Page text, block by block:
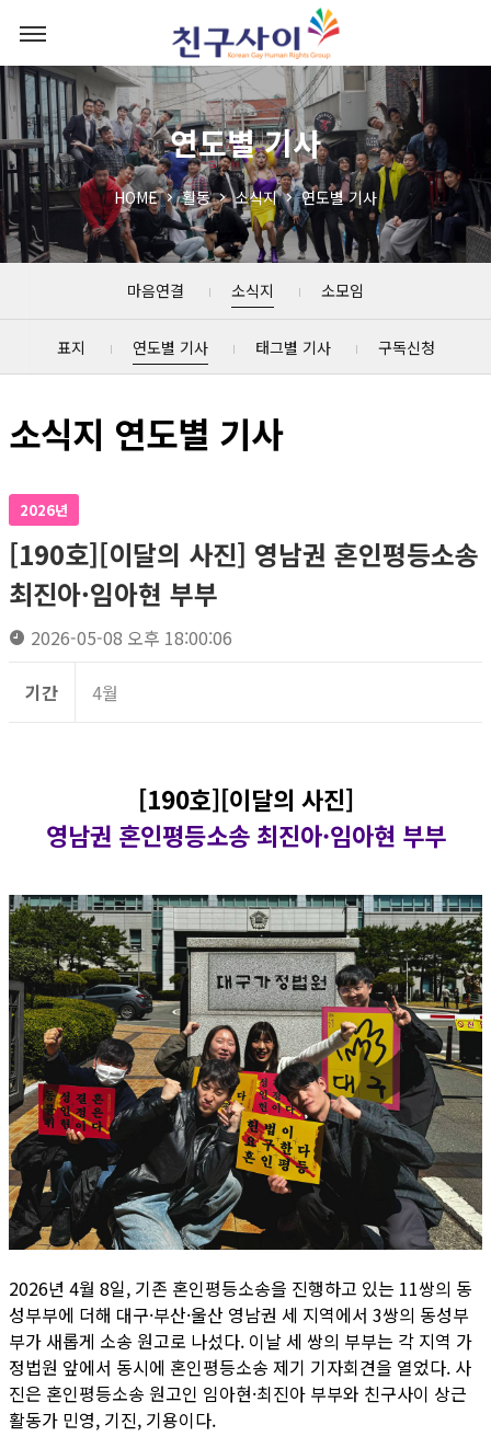
연도별 기사
HOME 활동 소식지 연도별 기사
마음연결 소식지 소모임
표지 연도별 기사 태그별 기사 구독신청
소식지 연도별 기사
2026년
[190호][이달의 사진] 영남권 혼인평등소송
최진아·임아현 부부
2026-05-08 오후 18:00:06
기간 4월
[190호][이달의 사진]
영남권 혼인평등소송 최진아·임아현 부부
2026년 4월 8일, 기존 혼인평등소송을 진행하고 있는 11쌍의 동
성부부에 더해 대구·부산·울산 영남권 세 지역에서 3쌍의 동성부
부가 새롭게 소송 원고로 나섰다. 이날 세 쌍의 부부는 각 지역 가
정법원 앞에서 동시에 혼인평등소송 제기 기자회견을 열었다. 사
진은 혼인평등소송 원고인 임아현·최진아 부부와 친구사이 상근
활동가 민영, 기진, 기용이다.